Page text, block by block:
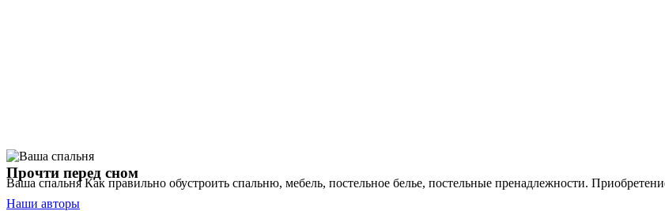
Ваша спальняКак правильно обустроить спальню, мебель, постельное белье, постельные пренадлежности.
Прочти перед сном
Наши авторы